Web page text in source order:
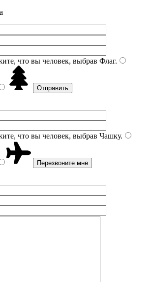
что вы человек, выбрав Флаг.
что вы человек, выбрав Чашку.